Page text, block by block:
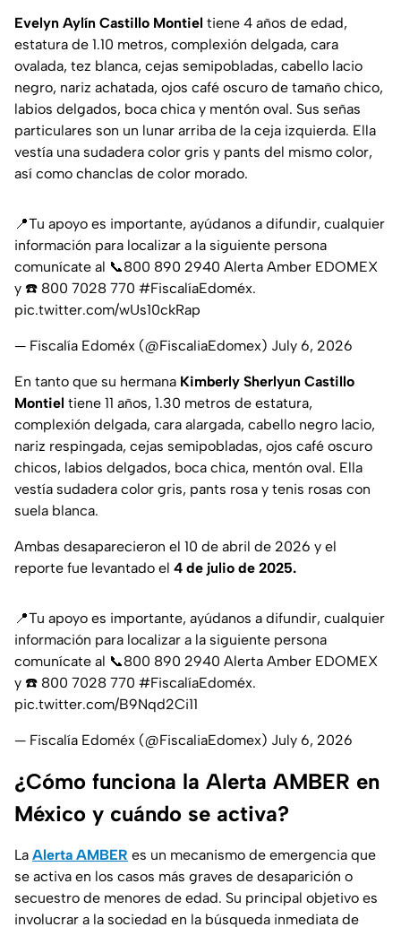
Evelyn Aylín Castillo Montiel tiene 4 años de edad,
estatura de 1.10 metros, complexión delgada, cara
ovalada, tez blanca, cejas semipobladas, cabello lacio
negro, nariz achatada, ojos café oscuro de tamaño chico,
labios delgados, boca chica y mentón oval. Sus señas
particulares son un lunar arriba de la ceja izquierda. Ella
vestía una sudadera color gris y pants del mismo color,
así como chanclas de color morado.
📍Tu apoyo es importante, ayúdanos a difundir, cualquier
información para localizar a la siguiente persona
comunícate al 📞800 890 2940 Alerta Amber EDOMEX
y ☎️ 800 7028 770 #FiscalíaEdoméx.
pic.twitter.com/wUs10ckRap
— Fiscalía Edoméx (@FiscaliaEdomex) July 6, 2026
En tanto que su hermana Kimberly Sherlyun Castillo
Montiel tiene 11 años, 1.30 metros de estatura,
complexión delgada, cara alargada, cabello negro lacio,
nariz respingada, cejas semipobladas, ojos café oscuro
chicos, labios delgados, boca chica, mentón oval. Ella
vestía sudadera color gris, pants rosa y tenis rosas con
suela blanca.
Ambas desaparecieron el 10 de abril de 2026 y el
reporte fue levantado el 4 de julio de 2025.
📍Tu apoyo es importante, ayúdanos a difundir, cualquier
información para localizar a la siguiente persona
comunícate al 📞800 890 2940 Alerta Amber EDOMEX
y ☎️ 800 7028 770 #FiscalíaEdoméx.
pic.twitter.com/B9Nqd2Ci11
— Fiscalía Edoméx (@FiscaliaEdomex) July 6, 2026
¿Cómo funciona la Alerta AMBER en
México y cuándo se activa?
La Alerta AMBER es un mecanismo de emergencia que
se activa en los casos más graves de desaparición o
secuestro de menores de edad. Su principal objetivo es
involucrar a la sociedad en la búsqueda inmediata de